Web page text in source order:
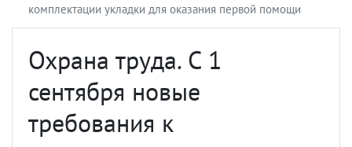
комплектации укладки для оказания первой помощи
Охрана труда. С 1
сентября новые
требования к